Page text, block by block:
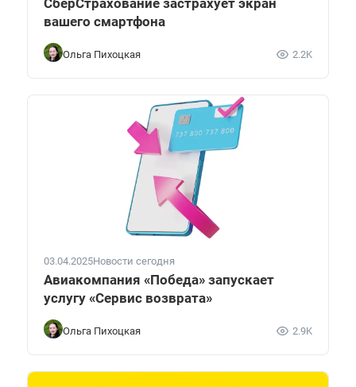
СберСтрахование застрахует экран
вашего смартфона
Ольга Пихоцкая 2.2K
03.04.2025Новости сегодня
Авиакомпания «Победа» запускает
услугу «Сервис возврата»
Ольга Пихоцкая 2.9K